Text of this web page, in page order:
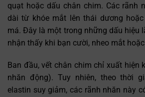
quạt hoặc dấu chân chim. Các rãnh
dài từ khóe mắt lên thái dương
má. Đây là một trong những dấu hiệu
nhận thấy khi bạn cười, nheo mắt
Ban đầu, vết chân chim chỉ xuất hiện
nhăn động). Tuy nhiên, theo thời
elastin suy giảm, các rãnh nhăn này